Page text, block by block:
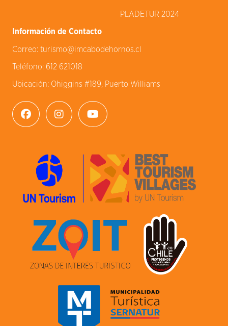
PLADETUR 2024
Información de Contacto
Correo: turismo@imcabodehornos.cl
Teléfono: 612 621018
Ubicación: Ohiggins #189, Puerto Williams